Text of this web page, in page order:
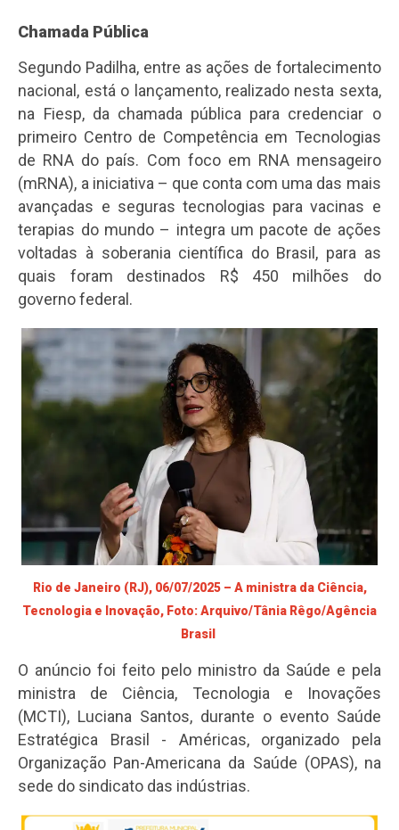
Chamada Pública
Segundo Padilha, entre as ações de fortalecimento
nacional, está o lançamento, realizado nesta sexta,
na Fiesp, da chamada pública para credenciar o
primeiro Centro de Competência em Tecnologias
de RNA do país. Com foco em RNA mensageiro
(mRNA), a iniciativa – que conta com uma das mais
avançadas e seguras tecnologias para vacinas e
terapias do mundo – integra um pacote de ações
voltadas à soberania científica do Brasil, para as
quais foram destinados R$ 450 milhões do
governo federal.
Rio de Janeiro (RJ), 06/07/2025 – A ministra da Ciência,
Tecnologia e Inovação, Foto: Arquivo/Tânia Rêgo/Agência
Brasil
O anúncio foi feito pelo ministro da Saúde e pela
ministra de Ciência, Tecnologia e Inovações
(MCTI), Luciana Santos, durante o evento Saúde
Estratégica Brasil - Américas, organizado pela
Organização Pan-Americana da Saúde (OPAS), na
sede do sindicato das indústrias.